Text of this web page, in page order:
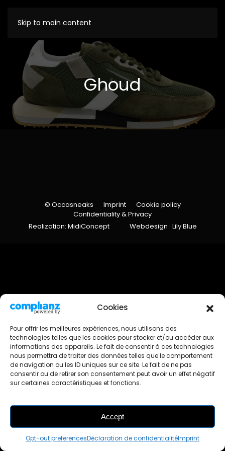
Cookies
Pour offrir les meilleures expériences, nous utilisons des
technologies telles que les cookies pour stocker et/ou accéder aux
informations des appareils. Le fait de consentir à ces technologies
nous permettra de traiter des données telles que le comportement
de navigation ou les ID uniques sur ce site. Le fait de ne pas
consentir ou de retirer son consentement peut avoir un effet négatif
sur certaines caractéristiques et fonctions.
Accept
Opt-out preferencesDéclaration de confidentialitéImprint
Skip to main content
Ghoud
© Occasneaks Imprint
Cookie policy
Confidentiality & Privacy
Realization: MidiConcept
Webdesign : Lily Blue